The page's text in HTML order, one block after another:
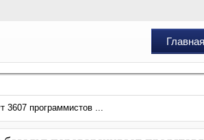
Главная
3607 программистов ...